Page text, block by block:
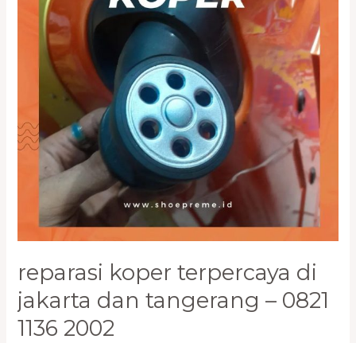
reparasi koper terpercaya di
jakarta dan tangerang – 0821
1136 2002
Tangerang